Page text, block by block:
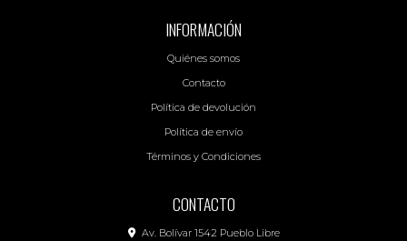
INFORMACIÓN
Quiénes somos
Contacto
Política de devolución
Política de envío
Términos y Condiciones
CONTACTO
Av. Bolívar 1542 Pueblo Libre